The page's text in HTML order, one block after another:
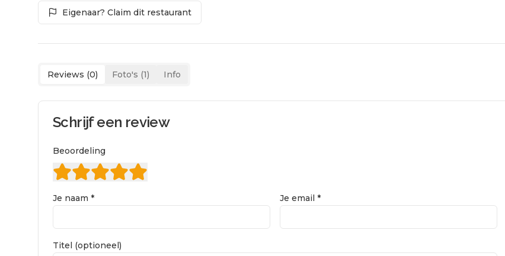
Eigenaar? Claim dit restaurant
Reviews (0) Foto's (1) Info
Schrijf een review
Beoordeling
Je naam * Je email *
Titel (optioneel)